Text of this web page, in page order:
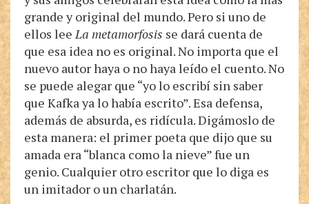
grande y original del mundo. Pero si uno de
ellos leeLa metamorfosis se dará cuenta de
que esa idea no es original. No importa que el
nuevo autor haya o no haya leído el cuento. No
se puede alegar que “yo lo escribí sin saber
que Kafka ya lo había escrito”. Esa defensa,
además de absurda, es ridícula. Digámoslo de
esta manera: el primer poeta que dijo que su
amada era “blanca como la nieve” fue un
genio. Cualquier otro escritor que lo diga es
un imitador o un charlatán.